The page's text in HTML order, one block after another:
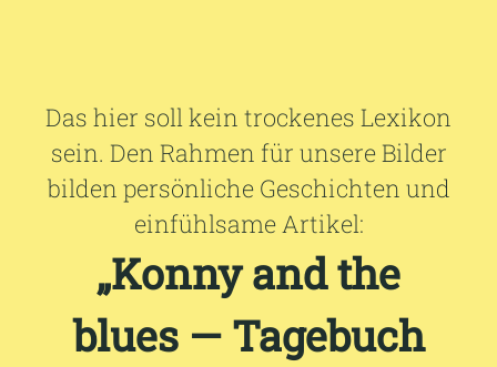
Das hier soll kein trockenes Lexikon
sein. Den Rahmen für unsere Bilder
bilden persönliche Geschichten und
einfühlsame Artikel:
„Konny and the
blues — Tagebuch